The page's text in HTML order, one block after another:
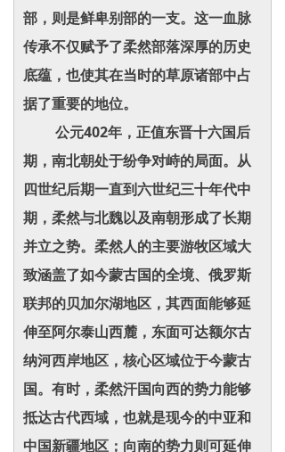
部，则是鲜卑别部的一支。这一血脉
传承不仅赋予了柔然部落深厚的历史
底蕴，也使其在当时的草原诸部中占
据了重要的地位。
公元402年，正值东晋十六国后
期，南北朝处于纷争对峙的局面。从
四世纪后期一直到六世纪三十年代中
期，柔然与北魏以及南朝形成了长期
并立之势。柔然人的主要游牧区域大
致涵盖了如今蒙古国的全境、俄罗斯
联邦的贝加尔湖地区，其西面能够延
伸至阿尔泰山西麓，东面可达额尔古
纳河西岸地区，核心区域位于今蒙古
国。有时，柔然汗国向西的势力能够
抵达古代西域，也就是现今的中亚和
中国新疆地区；向南的势力则可延伸